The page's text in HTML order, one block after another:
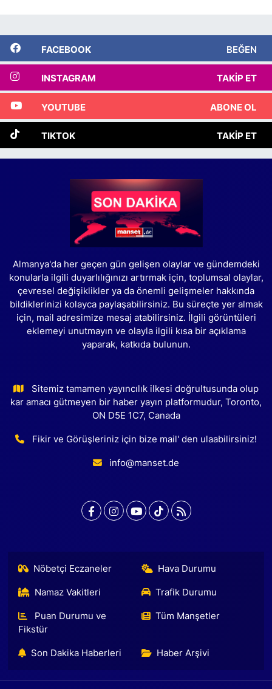
FACEBOOK BEĞEN
INSTAGRAM TAKIP ET
YOUTUBE ABONE OL
TIKTOK TAKIP ET
Almanya'da her geçen gün gelişen olaylar ve gündemdeki
konularla ilgili duyarlılığınızı artırmak için, toplumsal olaylar,
çevresel değişiklikler ya da önemli gelişmeler hakkında
bildiklerinizi kolayca paylaşabilirsiniz. Bu süreçte yer almak
için, mail adresimize mesaj atabilirsiniz. İlgili görüntüleri
eklemeyi unutmayın ve olayla ilgili kısa bir açıklama
yaparak, katkıda bulunun.
Sitemiz tamamen yayıncılık ilkesi doğrultusunda olup
kar amacı gütmeyen bir haber yayın platformudur, Toronto,
ON D5E 1C7, Canada
Fikir ve Görüşleriniz için bize mail' den ulaabilirsiniz!
info@manset.de
Nöbetçi Eczaneler Hava Durumu
Namaz Vakitleri Trafik Durumu
Puan Durumu ve
Fikstür
Tüm Manşetler
Son Dakika Haberleri Haber Arşivi